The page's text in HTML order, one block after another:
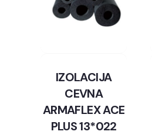
IZOLACIJA
CEVNA
ARMAFLEX ACE
PLUS 13*022